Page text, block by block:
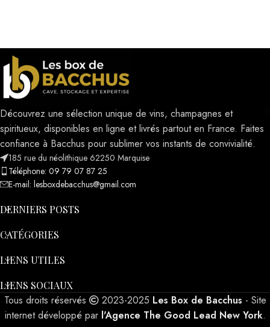
Découvrez une sélection unique de vins, champagnes et
spiritueux, disponibles en ligne et livrés partout en France. Faites
confiance à Bacchus pour sublimer vos instants de convivialité.
185 rue du néolithique 62250 Marquise
Téléphone: 09 79 07 87 25
E-mail: lesboxdebacchus@gmail.com
DERNIERS POSTS
CATÉGORIES
LIENS UTILES
LIENS SOCIAUX
Tous droits réservés 2023-2025 Les Box de Bacchus - Site
internet développé par l'Agence The Good Lead New York.